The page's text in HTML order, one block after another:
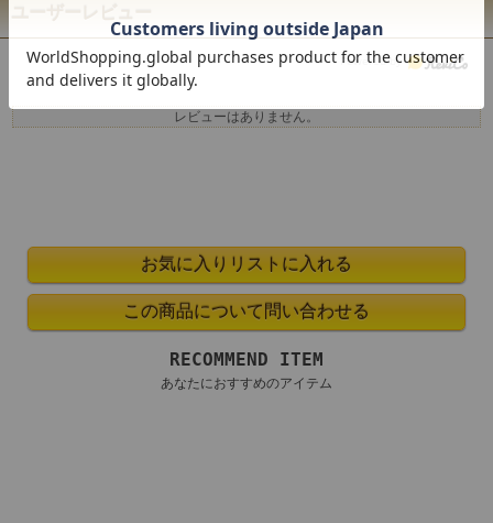
ユーザーレビュー
レビューはありません。
RECOMMEND ITEM
あなたにおすすめのアイテム